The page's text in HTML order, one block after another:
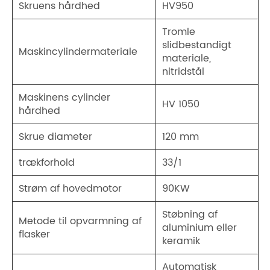
Skruens hårdhed HV950
Maskincylindermateriale
Tromle
slidbestandigt
materiale,
nitridstål
Maskinens cylinder
hårdhed
HV 1050
Skrue diameter
120 mm
trækforhold
33/1
Strøm af hovedmotor
90KW
Metode til opvarmning af
flasker
Støbning af
aluminium eller
keramik